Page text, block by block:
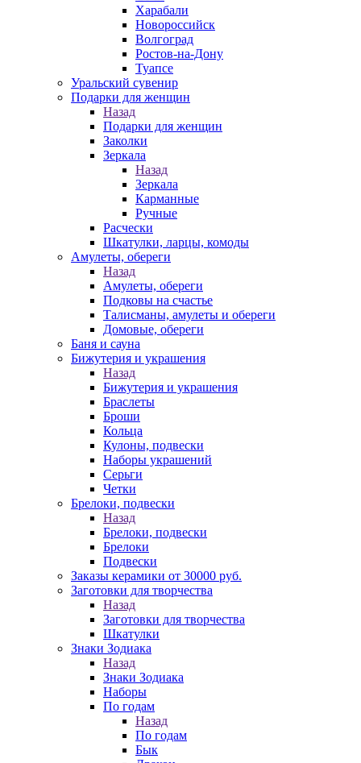
Харабали
Новороссийск
Волгоград
Ростов-на-Дону
Туапсе
Уральский сувенир
Подарки для женщин
Назад
Подарки для женщин
Заколки
Зеркала
Назад
Зеркала
Карманные
Ручные
Расчески
Шкатулки, ларцы, комоды
Амулеты, обереги
Назад
Амулеты, обереги
Подковы на счастье
Талисманы, амулеты и обереги
Домовые, обереги
Баня и сауна
Бижутерия и украшения
Назад
Бижутерия и украшения
Браслеты
Броши
Кольца
Кулоны, подвески
Наборы украшений
Серьги
Четки
Брелоки, подвески
Назад
Брелоки, подвески
Брелоки
Подвески
Заказы керамики от 30000 руб.
Заготовки для творчества
Назад
Заготовки для творчества
Шкатулки
Знаки Зодиака
Назад
Знаки Зодиака
Наборы
По годам
Назад
По годам
Бык